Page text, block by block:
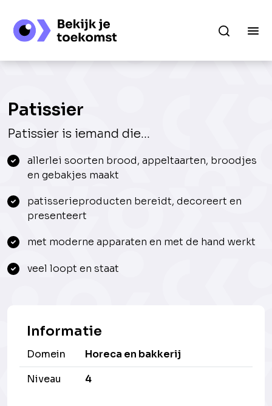
Patissier
Patissier is iemand die...
allerlei soorten brood, appeltaarten, broodjes
en gebakjes maakt
patisserieproducten bereidt, decoreert en
presenteert
met moderne apparaten en met de hand werkt
veel loopt en staat
Informatie
Domein
Horeca en bakkerij
Niveau
4